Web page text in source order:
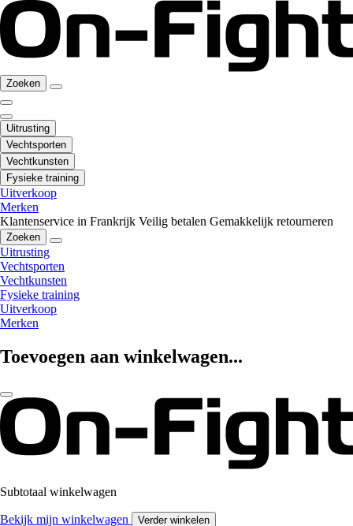
Zoeken
Uitrusting
Vechtsporten
Vechtkunsten
Fysieke training
Uitverkoop
Merken
Klantenservice in Frankrijk Veilig betalen Gemakkelijk retourneren
Zoeken
Uitrusting
Vechtsporten
Vechtkunsten
Fysieke training
Uitverkoop
Merken
Toevoegen aan winkelwagen...
Subtotaal winkelwagen
Bekijk mijn winkelwagen Verder winkelen